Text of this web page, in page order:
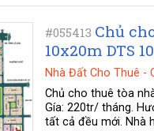
#055413 Chủ
10x20m DTS
Nhà Đất Cho Thuê -
Chủ cho thuê tòa
Gía: 220tr/ tháng.
tất cả đều mới. Nhà